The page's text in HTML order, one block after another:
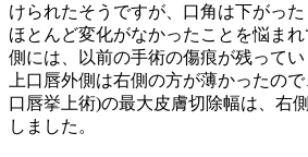
けられたそうですが、口角は下がっ
ほとんど変化がなかったことを悩ま
側には、以前の手術の傷痕が残ってい
上口唇外側は右側の方が薄かったの
口唇挙上術)の最大皮膚切除幅は、右
しました。